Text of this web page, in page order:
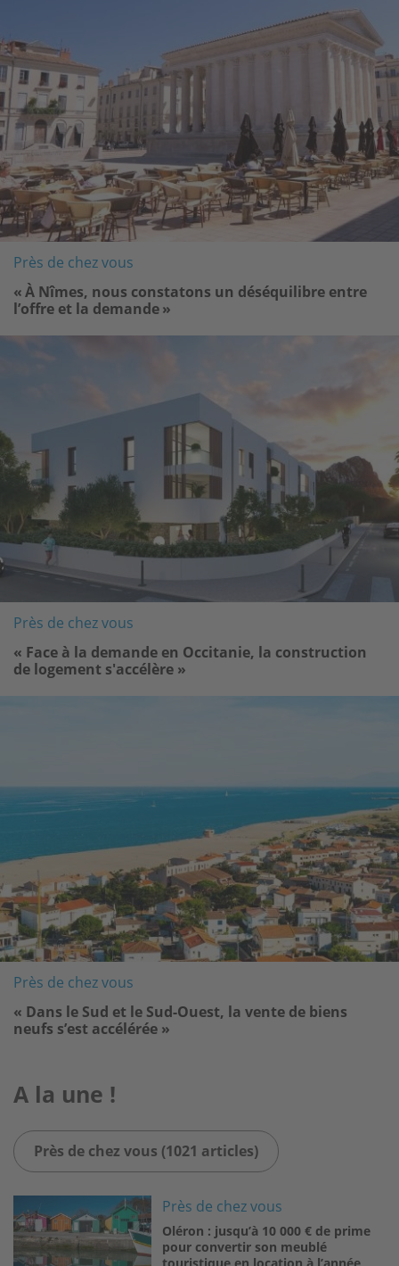
Près de chez vous
« À Nîmes, nous constatons un déséquilibre entre
l’offre et la demande »
Image
Près de chez vous
« Face à la demande en Occitanie, la construction
de logement s'accélère »
Image
Près de chez vous
« Dans le Sud et le Sud-Ouest, la vente de biens
neufs s’est accélérée »
A la une !
Près de chez vous (1021 articles)
Près de chez vous
Oléron : jusqu’à 10 000 € de prime
pour convertir son meublé
touristique en location à l’année